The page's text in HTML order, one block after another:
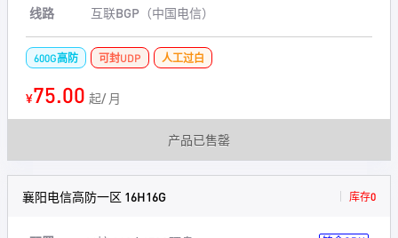
线路
互联BGP（中国电信）
600G高防 可封UDP 人工过白
¥75.00 起/ 月
产品已售罄
襄阳电信高防一区 16H16G 库存0